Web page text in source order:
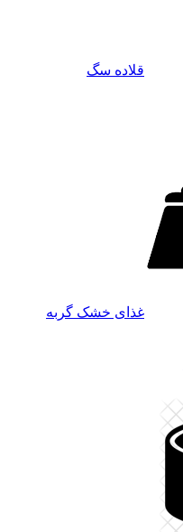
قلاده سگ
غذای خشک گربه